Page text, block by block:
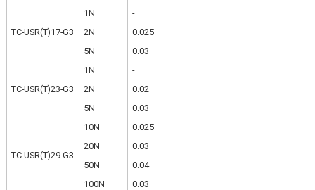
TC-USR(T)17-G3
1N
-
2N
0.025
5N
0.03
TC-USR(T)23-G3
1N
-
2N
0.02
5N
0.03
TC-USR(T)29-G3
10N
0.025
20N
0.03
50N
0.04
100N
0.03